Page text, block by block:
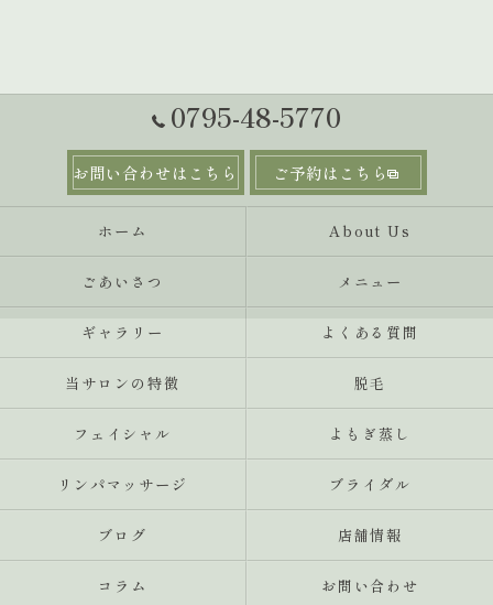
0795-48-5770
お問い合わせはこちら ご予約はこちら
ホーム About Us
ごあいさつ メニュー
ギャラリー よくある質問
当サロンの特徴 ‬脱毛
フェイシャル よもぎ蒸し
リンパマッサージ ブライダル
ブログ 店舗情報
コラム お問い合わせ